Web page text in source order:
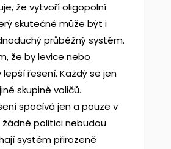
že vytvoří oligopolní
skutečně může být i
průběžný systém.
že by levice nebo
řešení. Každý se jen
skupině voličů.
spočívá jen a pouze v
politici nebudou
systém přirozeně